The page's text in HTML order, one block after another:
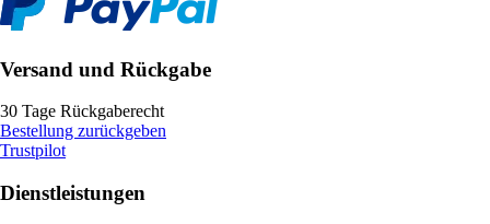
Versand und Rückgabe
30 Tage Rückgaberecht
Bestellung zurückgeben
Trustpilot
Dienstleistungen